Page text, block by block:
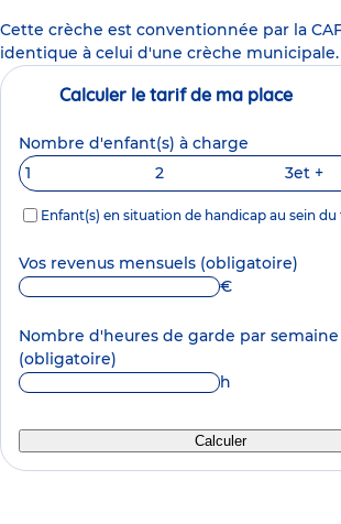
Cette crèche est conventionnée par la
identique à celui d'une crèche municipale.
Calculer le tarif de ma place
Nombre d'enfant(s) à charge
1
2 3et +
Enfant(s) en situation de handicap au sein du
Vos revenus mensuels (obligatoire)
€
Nombre d'heures de garde par semaine
(obligatoire)
h
Calculer